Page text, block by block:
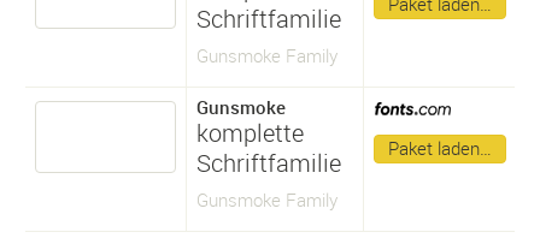
Schriftfamilie
Gunsmoke Family
Gunsmoke
komplette
Schriftfamilie
Gunsmoke Family
Paket laden…